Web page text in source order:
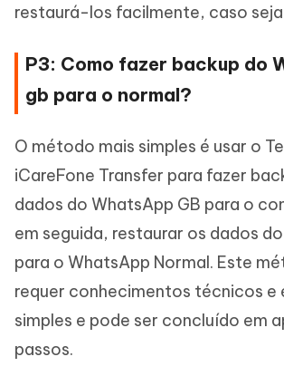
restaurá-los facilmente, caso
P3: Como fazer backup do
gb para o normal?
O método mais simples é usar o
iCareFone Transfer para fazer
dados do WhatsApp GB para o
em seguida, restaurar os dados
para o WhatsApp Normal. Este
requer conhecimentos técnicos e
simples e pode ser concluído em
passos.